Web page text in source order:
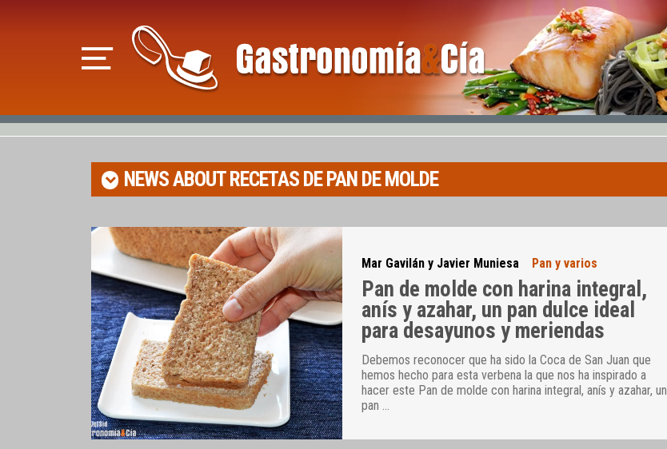
NEWS ABOUTRECETAS DE PAN DE MOLDE
Mar Gavilán y Javier Muniesa Pan y varios
Pan de molde con harina integral,
anís y azahar, un pan dulce ideal
para desayunos y meriendas
Debemos reconocer que ha sido la Coca de San Juan que
hemos hecho para esta verbena la que nos ha inspirado a
hacer este Pan de molde con harina integral, anís y azahar, un
pan …